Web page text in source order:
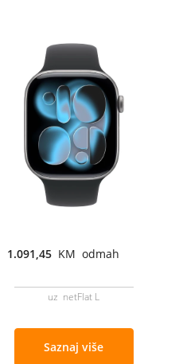
1.091,45 KM odmah
uz netFlat L
Saznaj više